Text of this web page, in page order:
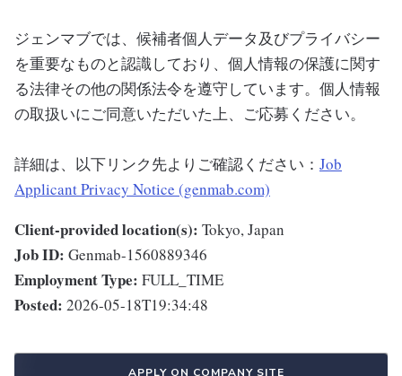
ジェンマブでは、候補者個人データ及びプライバシー
を重要なものと認識しており、個人情報の保護に関す
る法律その他の関係法令を遵守しています。個人情報
の取扱いにご同意いただいた上、ご応募ください。
詳細は、以下リンク先よりご確認ください： Job
Applicant Privacy Notice (genmab.com)
Client-provided location(s): Tokyo, Japan
Job ID: Genmab-1560889346
Employment Type: FULL_TIME
Posted: 2026-05-18T19:34:48
APPLY ON COMPANY SITE